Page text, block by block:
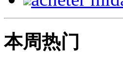
本周热门